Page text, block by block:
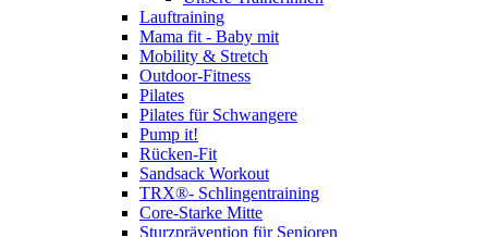
Lauftraining
Mama fit - Baby mit
Mobility & Stretch
Outdoor-Fitness
Pilates
Pilates für Schwangere
Pump it!
Rücken-Fit
Sandsack Workout
TRX®- Schlingentraining
Core-Starke Mitte
Sturzprävention für Senioren